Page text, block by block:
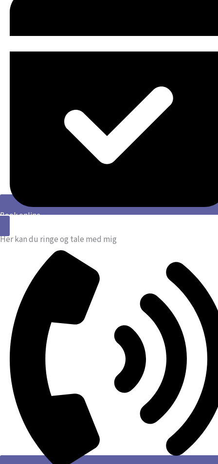
Book online
Her kan du ringe og tale med mig